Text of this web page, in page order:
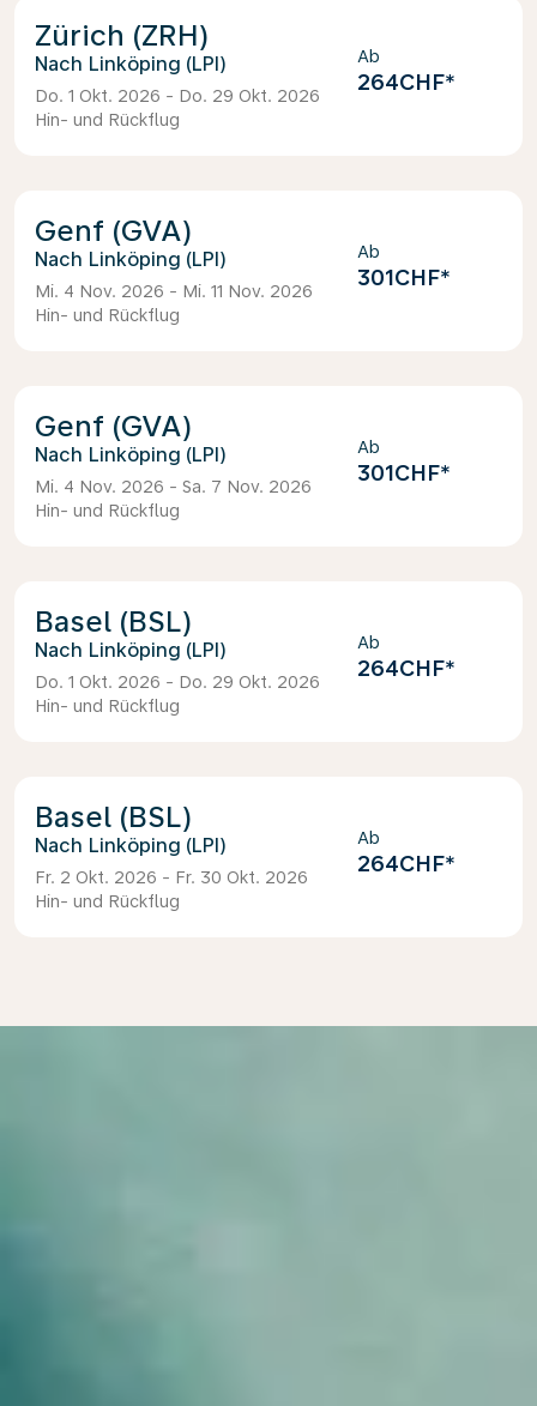
Zürich (ZRH)
Linköping (LPI)
Do. 1 Okt. 2026 - Do. 29 Okt. 2026
Hin- und Rückflug
Ab
264CHF*
Genf (GVA)
Linköping (LPI)
Mi. 4 Nov. 2026 - Mi. 11 Nov. 2026
Hin- und Rückflug
Ab
301CHF*
Genf (GVA)
Linköping (LPI)
Mi. 4 Nov. 2026 - Sa. 7 Nov. 2026
Hin- und Rückflug
Ab
301CHF*
Basel (BSL)
Linköping (LPI)
Do. 1 Okt. 2026 - Do. 29 Okt. 2026
Hin- und Rückflug
Ab
264CHF*
Basel (BSL)
Linköping (LPI)
Fr. 2 Okt. 2026 - Fr. 30 Okt. 2026
Hin- und Rückflug
Ab
264CHF*